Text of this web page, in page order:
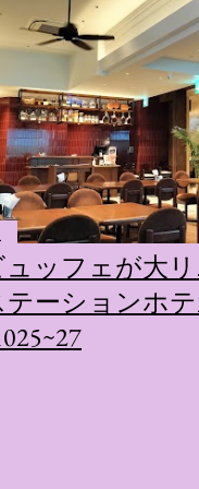
ッフェが大
テーションホ